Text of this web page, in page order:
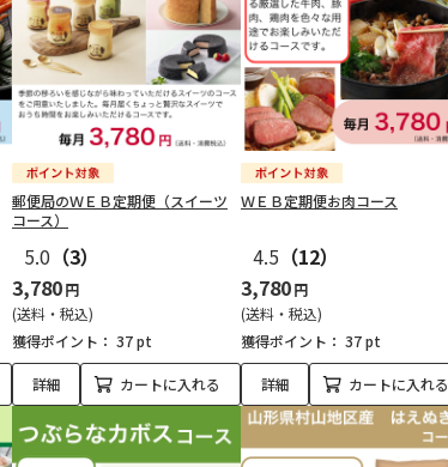
郵便局のＷＥＢ定期便（スイーツ
コース）
5.0 （3）
3,780円
(送料・税込)
獲得ポイント： 37 pt
詳細 カートに入れる
ＷＥＢ定期便お肉コース
4.5 （12）
3,780円
(送料・税込)
獲得ポイント： 37 pt
詳細 カートに入れる